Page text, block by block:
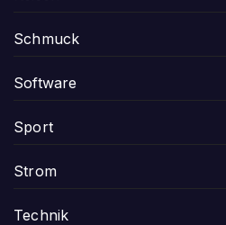
Schmuck
Software
Sport
Strom
Technik